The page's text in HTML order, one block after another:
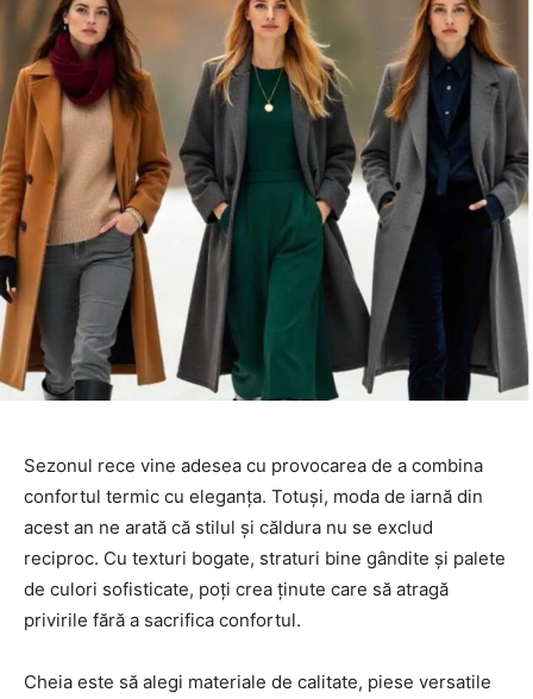
Sezonul rece vine adesea cu provocarea de a combina
confortul termic cu eleganța. Totuși, moda de iarnă din
acest an ne arată că stilul și căldura nu se exclud
reciproc. Cu texturi bogate, straturi bine gândite și palete
de culori sofisticate, poți crea ținute care să atragă
privirile fără a sacrifica confortul.
Cheia este să alegi materiale de calitate, piese versatile